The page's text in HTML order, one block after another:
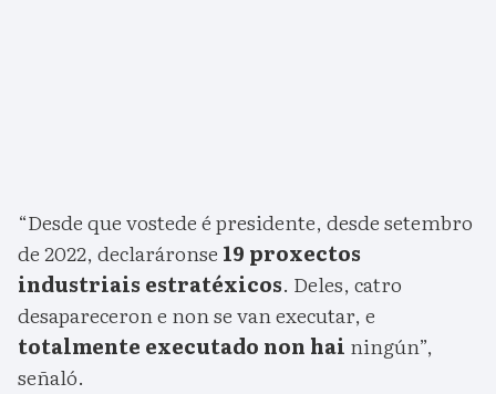
“Desde que vostede é presidente, desde setembro
de 2022, declaráronse 19 proxectos
industriais estratéxicos. Deles, catro
desapareceron e non se van executar, e
totalmente executado non hai ningún”,
señaló.